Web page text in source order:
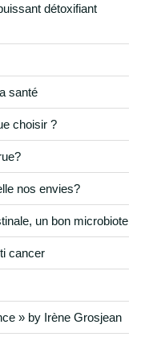
détoxifiant
santé
choisir ?
nos envies?
un bon microbiote
cancer
» by Irène Grosjean